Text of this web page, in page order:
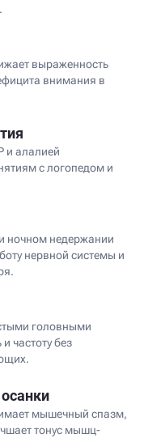
выраженность
внимания в
и алалией
с логопедом и
ночном недержании
нервной системы и
головными
частоту без
мышечный спазм,
тонус мышц-